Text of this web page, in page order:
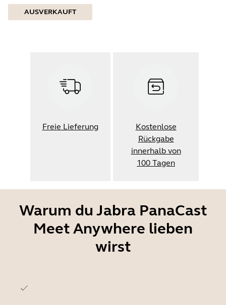
AUSVERKAUFT
Freie Lieferung
Kostenlose
Rückgabe
innerhalb von
100 Tagen
Warum du Jabra PanaCast
Meet Anywhere lieben
wirst